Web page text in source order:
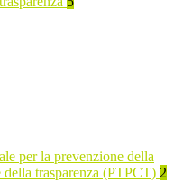
per la prevenzione della
della trasparenza (PTPCT) 2